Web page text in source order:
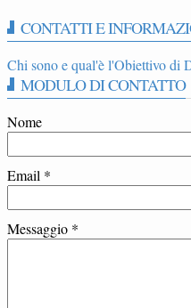
CONTATTI E
Chi sono e qual'è l'Obiettivo di
MODULO DI CONTATTO
Nome
Email *
Messaggio *